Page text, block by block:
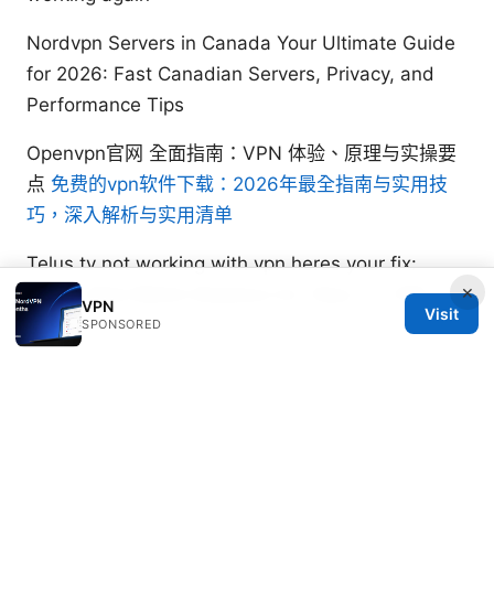
Nordvpn Servers in Canada Your Ultimate Guide
for 2026: Fast Canadian Servers, Privacy, and
Performance Tips
Openvpn官网 全面指南：VPN 体验、原理与实操要
点 免费的vpn软件下载：2026年最全指南与实用技
巧，深入解析与实用清单
Telus tv not working with vpn heres your fix:
Quick, Real-World Solutions for Telus TV VPN
Issues
×
VPN
SPONSORED
Visit